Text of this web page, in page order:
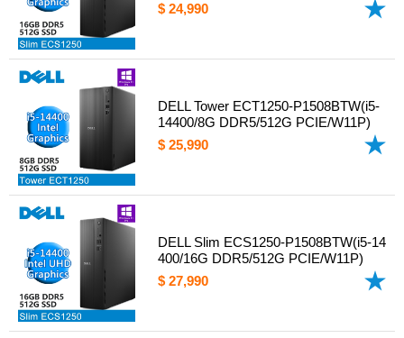
$ 24,990
DELL Tower ECT1250-P1508BTW(i5-
14400/8G DDR5/512G PCIE/W11P)
$ 25,990
DELL Slim ECS1250-P1508BTW(i5-14
400/16G DDR5/512G PCIE/W11P)
$ 27,990